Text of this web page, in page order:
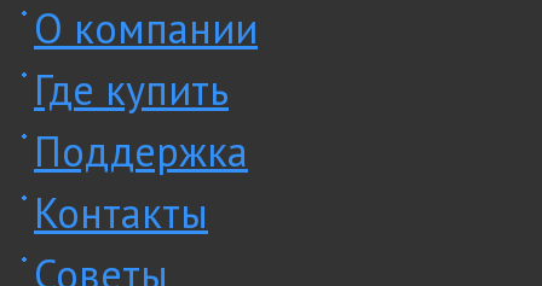
О компании
Где купить
Поддержка
Контакты
Советы